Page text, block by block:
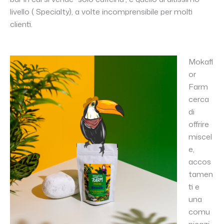
livello ( Specialty), a volte incomprensibile per molti
clienti.
Mokafl
or
Farm
cerca
di
offrire
miscel
e,
accos
tamen
ti e
una
comu